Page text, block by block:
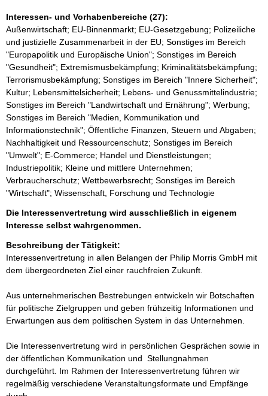
Interessen- und Vorhabenbereiche (27):
Außenwirtschaft; EU-Binnenmarkt; EU-Gesetzgebung; Polizeiliche
und justizielle Zusammenarbeit in der EU; Sonstiges im Bereich
"Europapolitik und Europäische Union"; Sonstiges im Bereich
"Gesundheit"; Extremismusbekämpfung; Kriminalitätsbekämpfung;
Terrorismusbekämpfung; Sonstiges im Bereich "Innere Sicherheit";
Kultur; Lebensmittelsicherheit; Lebens- und Genussmittelindustrie;
Sonstiges im Bereich "Landwirtschaft und Ernährung"; Werbung;
Sonstiges im Bereich "Medien, Kommunikation und
Informationstechnik"; Öffentliche Finanzen, Steuern und Abgaben;
Nachhaltigkeit und Ressourcenschutz; Sonstiges im Bereich
"Umwelt"; E-Commerce; Handel und Dienstleistungen;
Industriepolitik; Kleine und mittlere Unternehmen;
Verbraucherschutz; Wettbewerbsrecht; Sonstiges im Bereich
"Wirtschaft"; Wissenschaft, Forschung und Technologie
Die Interessenvertretung wird ausschließlich in eigenem
Interesse selbst wahrgenommen.
Beschreibung der Tätigkeit:
Interessenvertretung in allen Belangen der Philip Morris GmbH mit
dem übergeordneten Ziel einer rauchfreien Zukunft.
Aus unternehmerischen Bestrebungen entwickeln wir Botschaften
für politische Zielgruppen und geben frühzeitig Informationen und
Erwartungen aus dem politischen System in das Unternehmen.
Die Interessenvertretung wird in persönlichen Gesprächen sowie in
der öffentlichen Kommunikation und  Stellungnahmen
durchgeführt. Im Rahmen der Interessenvertretung führen wir
regelmäßig verschiedene Veranstaltungsformate und Empfänge